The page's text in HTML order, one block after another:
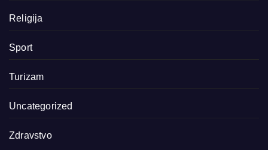
Religija
Sport
Turizam
Uncategorized
Zdravstvo